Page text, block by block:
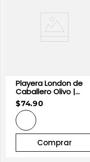
Playera London de
Caballero Olivo |
Optima
$74.90
Comprar